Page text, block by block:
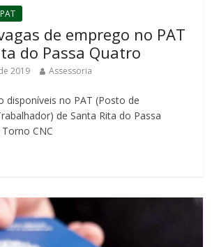
PAT
de emprego no PAT
do Passa Quatro
2019 Assessoria
disponíveis no PAT (Posto de
de Santa Rita do Passa
CNC